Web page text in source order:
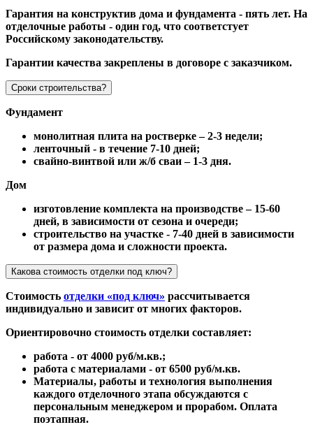
Гарантия на конструктив дома и фундамента - пять лет. На
отделочные работы - один год, что соответстует
Российскому законодательству.
Гарантии качества закреплены в договоре с заказчиком.
Сроки строительства?
Фундамент
монолитная плита на ростверке – 2-3 недели;
ленточный - в течение 7-10 дней;
свайно-винтвой или ж/б сваи – 1-3 дня.
Дом
изготовление комплекта на производстве – 15-60
дней, в зависимости от сезона и очереди;
строительство на участке - 7-40 дней в зависимости
от размера дома и сложности проекта.
Какова стоимость отделки под ключ?
Стоимость отделки «под ключ» рассчитывается
индивидуально и зависит от многих факторов.
Ориентировочно стоимость отделки составляет:
работа - от 4000 руб/м.кв.;
работа с материалами - от 6500 руб/м.кв.
Материалы, работы и технология выполнения
каждого отделочного этапа обсуждаются с
персональным менеджером и прорабом. Оплата
поэтапная.